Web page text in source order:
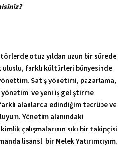
otuz yıldan uzun bir sürede
farklı kültürleri bünyesinde
Satış yönetimi, pazarlama,
yönetimi ve yeni iş geliştirme
farklı alanlarda edindiğim tecrübe ve
Yönetim alanındaki
çalışmalarının sıkı bir takipçisi
lisanslı bir Melek Yatırımcıyım.